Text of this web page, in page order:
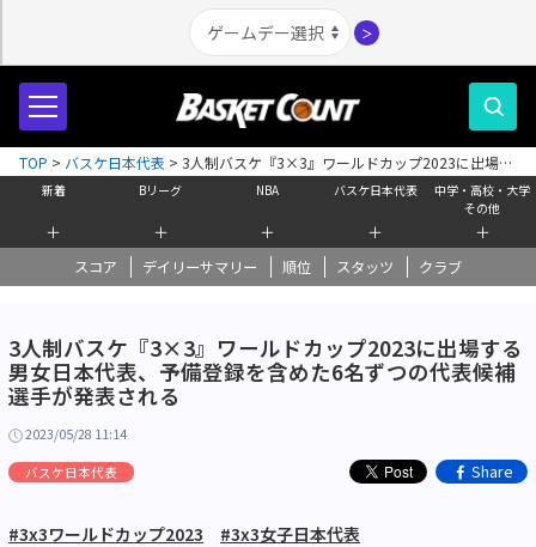
＞
新着
＋
Bリーグ
＋
NBA
＋
バスケ日本代表
＋
中学・高校・大学
その他
＋
スコア デイリーサマリー 順位 スタッツ クラブ
TOP > バスケ日本代表 > 3人制バスケ『3×3』ワールドカップ2023に出場す
る男女日本代表、予備登録を含めた6名ずつの代表候補選手が発表される
3人制バスケ『3×3』ワールドカップ2023に出場する
男女日本代表、予備登録を含めた6名ずつの代表候補
選手が発表される
2023/05/28 11:14
バスケ日本代表 Share
#3x3ワールドカップ2023
#3x3女子日本代表